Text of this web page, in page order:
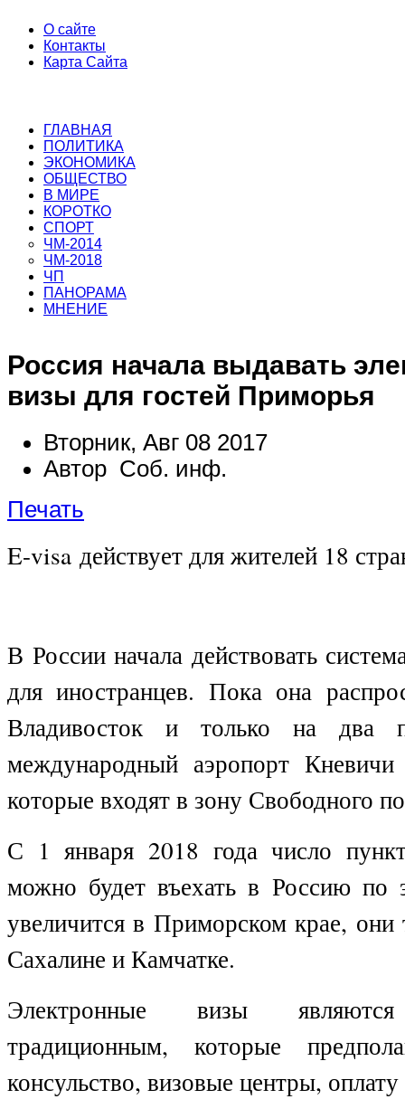
О сайте
Контакты
Карта Сайта
ГЛАВНАЯ
ПОЛИТИКА
ЭКОНОМИКА
ОБЩЕСТВО
В МИРЕ
КОРОТКО
СПОРТ
ЧМ-2014
ЧМ-2018
ЧП
ПАНОРАМА
МНЕНИЕ
Россия начала выдавать
визы для гостей Приморья
Вторник, Авг 08 2017
Автор Соб. инф.
Печать
E-visa действует для жителей 18
В России начала действовать
для иностранцев. Пока она
Владивосток и только на два
международный аэропорт
которые входят в зону Свободного
С 1 января 2018 года число
можно будет въехать в Россию по
увеличится в Приморском крае, они
Сахалине и Камчатке.
Электронные визы являются
традиционным, которые
консульство, визовые центры,